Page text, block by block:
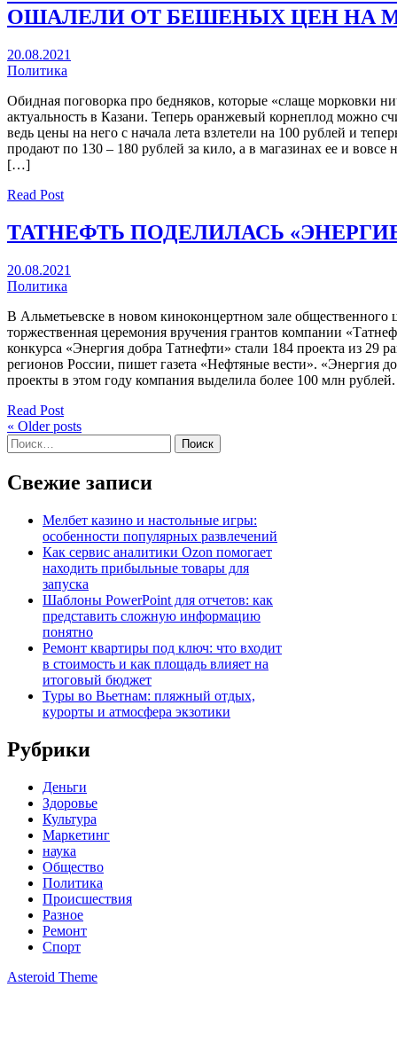
ОШАЛЕЛИ ОТ БЕШЕНЫХ ЦЕН НА
20.08.2021
Политика
Обидная поговорка про бедняков, которые «слаще морковки
актуальность в Казани. Теперь оранжевый корнеплод можно
ведь цены на него с начала лета взлетели на 100 рублей и
продают по 130 – 180 рублей за кило, а в магазинах ее и вовсе
[…]
Read Post
ТАТНЕФТЬ ПОДЕЛИЛАСЬ
20.08.2021
Политика
В Альметьевске в новом киноконцертном зале общественного
торжественная церемония вручения грантов компании
конкурса «Энергия добра Татнефти» стали 184 проекта из 29
регионов России, пишет газета «Нефтяные вести». «Энергия
проекты в этом году компания выделила более 100 млн
Read Post
« Older posts
Найти:
Свежие записи
Мелбет казино и настольные игры:
особенности популярных развлечений
Как сервис аналитики Ozon помогает
находить прибыльные товары для
запуска
Шаблоны PowerPoint для отчетов: как
представить сложную информацию
понятно
Ремонт квартиры под ключ: что входит
в стоимость и как площадь влияет на
итоговый бюджет
Туры во Вьетнам: пляжный отдых,
курорты и атмосфера экзотики
Рубрики
Деньги
Здоровье
Культура
Маркетинг
наука
Общество
Политика
Происшествия
Разное
Ремонт
Спорт
Asteroid Theme